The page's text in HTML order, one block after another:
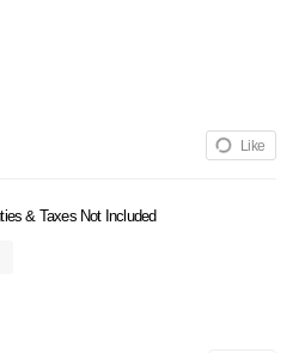
Like
& Taxes Not Included